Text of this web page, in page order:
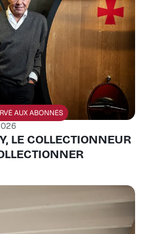
AUX ABONNÉS
LE COLLECTIONNEUR